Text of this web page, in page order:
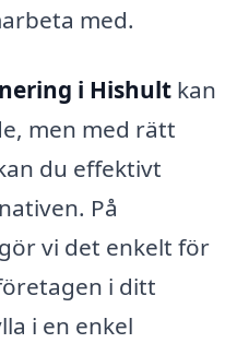
med.
i Hishult kan
men med rätt
du effektivt
På
vi det enkelt för
i ditt
i en enkel